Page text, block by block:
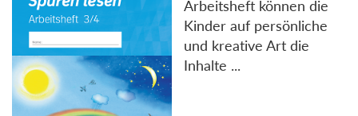
Arbeitsheft können die
Kinder auf persönliche
und kreative Art die
Inhalte ...